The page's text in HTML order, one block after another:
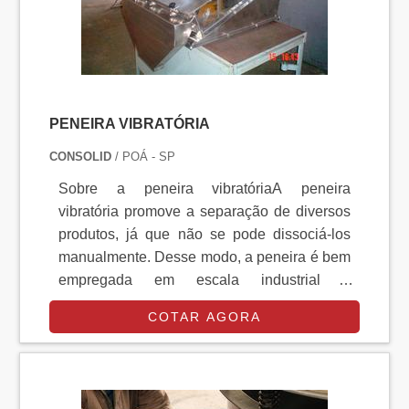
PENEIRA VIBRATÓRIA
CONSOLID / POÁ - SP
Sobre a peneira vibratóriaA peneira
vibratória promove a separação de diversos
produtos, já que não se pode dissociá-los
manualmente. Desse modo, a peneira é bem
empregada em escala industrial e
proporciona alto desempenho.Seu design
permite que ela realize o trabalho em grande
escala e de forma diligente, harmonizando o
livre de contaminantes.Qualidade nos
COTAR AGORA